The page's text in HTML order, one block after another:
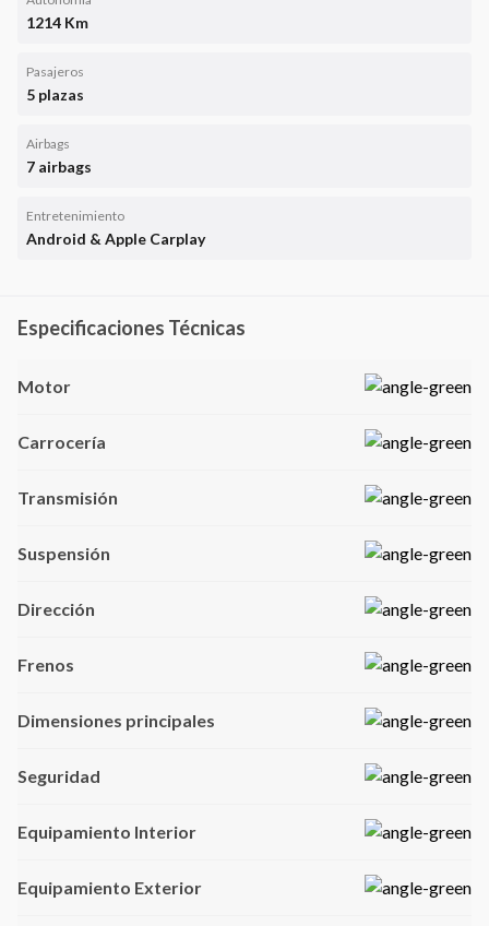
1214 Km
Pasajeros
5 plazas
Airbags
7 airbags
Entretenimiento
Android & Apple Carplay
Especificaciones Técnicas
Motor
Carrocería
Transmisión
Suspensión
Dirección
Frenos
Dimensiones principales
Seguridad
Equipamiento Interior
Equipamiento Exterior